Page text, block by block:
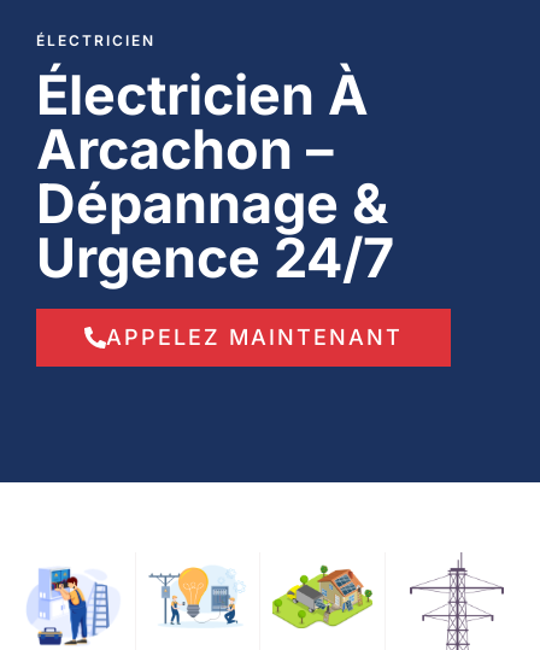
ÉLECTRICIEN
Électricien À
Arcachon –
Dépannage &
Urgence 24/7
APPELEZ MAINTENANT